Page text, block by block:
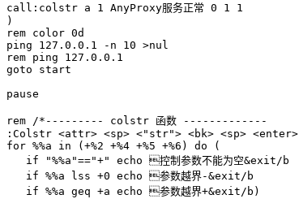
call:colstr a 1 AnyProxy服务正常 0 1 1
)
rem color 0d
ping 127.0.0.1 -n 10 >nul
rem ping 127.0.0.1
goto start
pause
rem /*--------- colstr 函数 -------------
:Colstr <attr> <sp> <"str"> <bk> <sp> <enter>
for %%a in (+%2 +%4 +%5 +%6) do (
   if "%%a"=="+" echo 控制参数不能为空&exit/b
   if %%a lss +0 echo 参数越界-&exit/b
   if %%a geq +a echo 参数越界+&exit/b)